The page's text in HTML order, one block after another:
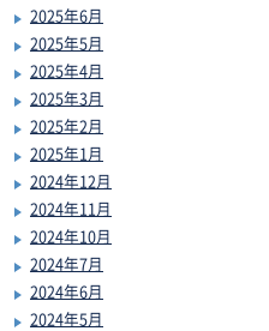
2025年6月
2025年5月
2025年4月
2025年3月
2025年2月
2025年1月
2024年12月
2024年11月
2024年10月
2024年7月
2024年6月
2024年5月